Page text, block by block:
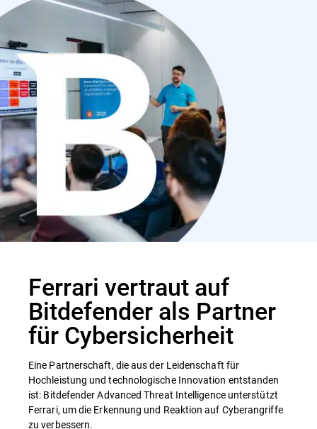
Ferrari vertraut auf
Bitdefender als Partner
für Cybersicherheit
Eine Partnerschaft, die aus der Leidenschaft für
Hochleistung und technologische Innovation entstanden
ist: Bitdefender Advanced Threat Intelligence unterstützt
Ferrari, um die Erkennung und Reaktion auf Cyberangriffe
zu verbessern.